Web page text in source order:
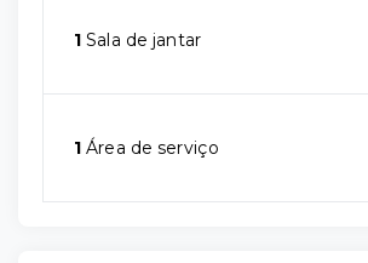
1 Sala de jantar
1 Área de serviço